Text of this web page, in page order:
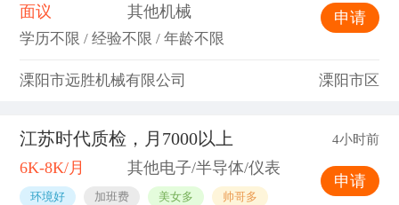
面议 其他机械
学历不限 / 经验不限 / 年龄不限
申请
溧阳市远胜机械有限公司 溧阳市区
江苏时代质检，月7000以上 4小时前
6K-8K/月 其他电子/半导体/仪表
环境好 加班费 美女多 帅哥多
申请